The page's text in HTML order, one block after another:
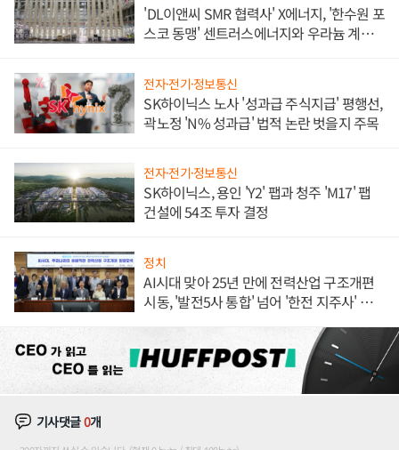
'DL이앤씨 SMR 협력사' X에너지, '한수원 포
스코 동맹' 센트러스에너지와 우라늄 계약
전자·전기·정보통신
SK하이닉스 노사 '성과급 주식지급' 평행선,
곽노정 'N% 성과급' 법적 논란 벗을지 주목
전자·전기·정보통신
SK하이닉스, 용인 'Y2' 팹과 청주 'M17' 팹
건설에 54조 투자 결정
정치
AI시대 맞아 25년 만에 전력산업 구조개편
시동, '발전5사 통합' 넘어 '한전 지주사' 재편
기사댓글0개